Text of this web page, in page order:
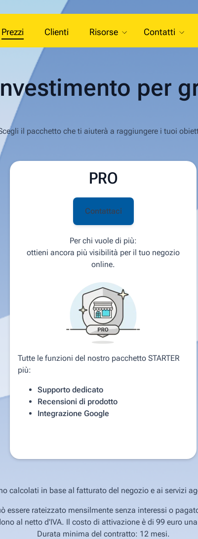
Prezzi Clienti Risorse Contatti
per
il pacchetto che ti aiuterà a raggiungere i tuoi
PRO
Contattaci
Per chi vuole di più:
ottieni ancora più visibilità per il tuo negozio
online.
Tutte le funzioni del nostro pacchetto STARTER
più:
Supporto dedicato
Recensioni di prodotto
Integrazione Google
calcolati in base al fatturato del negozio e ai servizi
essere rateizzato mensilmente senza interessi o
al netto d'IVA. Il costo di attivazione è di 99 euro
Durata minima del contratto: 12 mesi.